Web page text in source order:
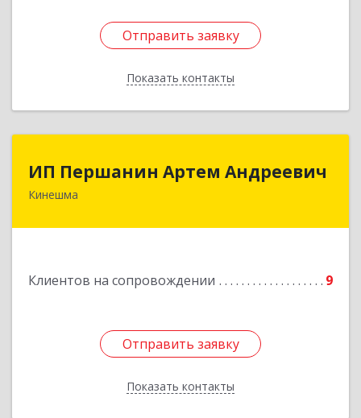
Отправить заявку
Показать контакты
Отправить заявку
Назад
ИП Першанин Артем Андреевич
Кинешма
Клиентов на сопровождении 9
Отправить заявку
Показать контакты
Отправить заявку
Назад